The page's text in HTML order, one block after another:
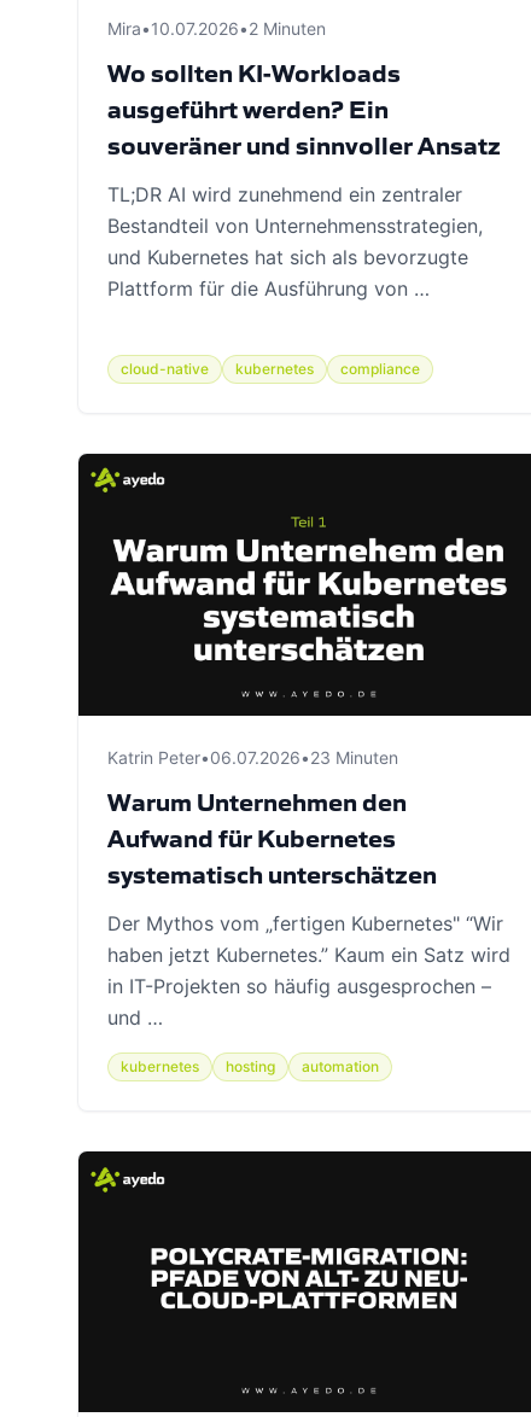
Mira•10.07.2026•2 Minuten
Wo sollten KI-Workloads
ausgeführt werden? Ein
souveräner und sinnvoller Ansatz
TL;DR AI wird zunehmend ein zentraler
Bestandteil von Unternehmensstrategien,
und Kubernetes hat sich als bevorzugte
Plattform für die Ausführung von …
cloud-native kubernetes compliance
Katrin Peter•06.07.2026•23 Minuten
Warum Unternehmen den
Aufwand für Kubernetes
systematisch unterschätzen
Der Mythos vom „fertigen Kubernetes" “Wir
haben jetzt Kubernetes.” Kaum ein Satz wird
in IT-Projekten so häufig ausgesprochen –
und …
kubernetes hosting automation